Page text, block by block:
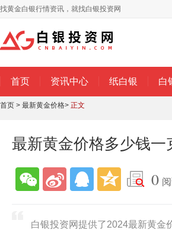
找黄金白银行情资讯，就找白银投资网
首页 资讯中心 纸白银 白
首页 > 最新黄金价格> 正文
最新黄金价格多少钱一
0
白银投资网提供了2024最新黄金